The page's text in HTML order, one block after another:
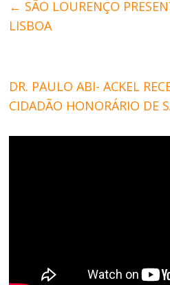
← SÃO LOURENÇO
LISBOA
DR. PAULO ABI- ACKEL
CIDADÃO HONORÁRIO DE